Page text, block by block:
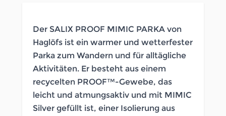
Der SALIX PROOF MIMIC PARKA von
Haglöfs ist ein warmer und wetterfester
Parka zum Wandern und für alltägliche
Aktivitäten. Er besteht aus einem
recycelten PROOF™-Gewebe, das
leicht und atmungsaktiv und mit MIMIC
Silver gefüllt ist, einer Isolierung aus